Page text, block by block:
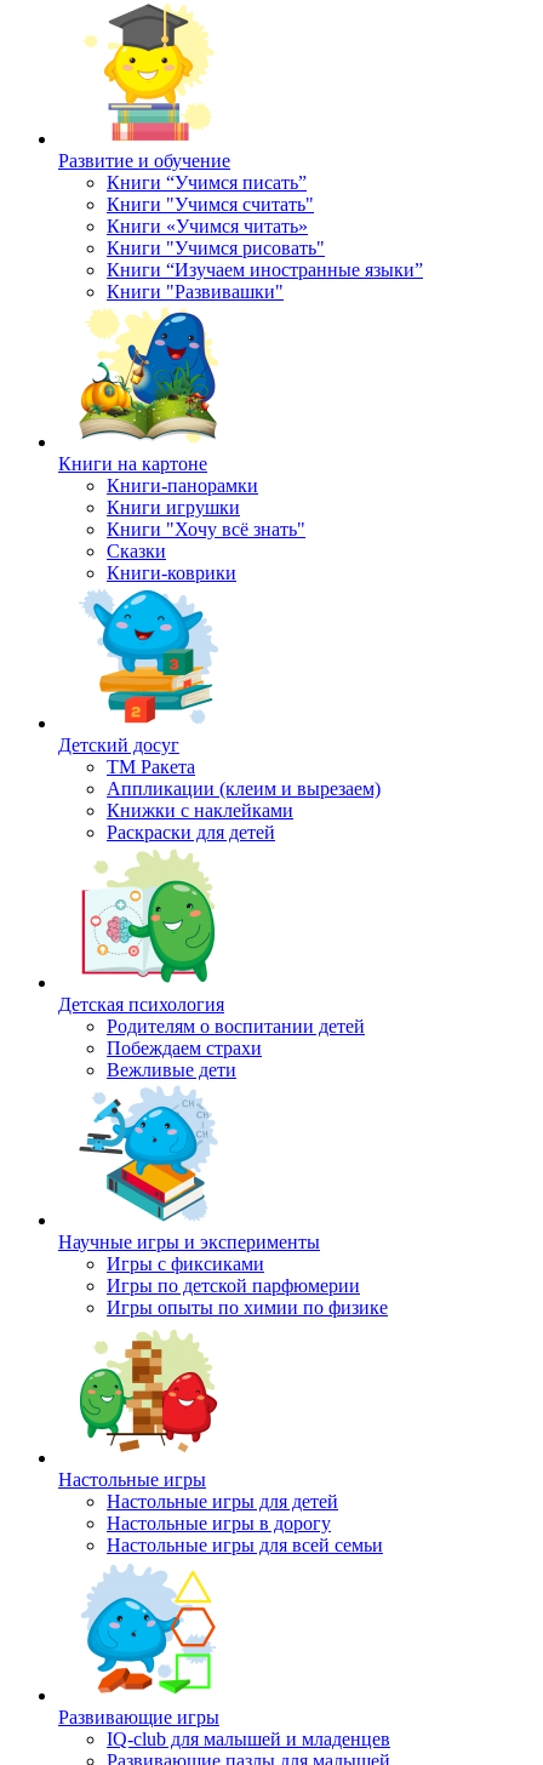
Развитие и обучение
Книги “Учимся писать”
Книги "Учимся считать"
Книги «Учимся читать»
Книги "Учимся рисовать"
Книги “Изучаем иностранные языки”
Книги "Развивашки"
Книги на картоне
Книги-панорамки
Книги игрушки
Книги "Хочу всё знать"
Сказки
Книги-коврики
Детский досуг
ТМ Ракета
Аппликации (клеим и вырезаем)
Книжки с наклейками
Раскраски для детей
Детская психология
Родителям о воспитании детей
Побеждаем страхи
Вежливые дети
Научные игры и эксперименты
Игры с фиксиками
Игры по детской парфюмерии
Игры опыты по химии по физике
Настольные игры
Настольные игры для детей
Настольные игры в дорогу
Настольные игры для всей семьи
Развивающие игры
IQ-club для малышей и младенцев
Развивающие пазлы для малышей